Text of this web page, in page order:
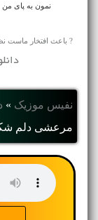
نمون به پای
? باعث افتخار ماست
نفیس موزیک »
مرعشی دلم شکست با 2